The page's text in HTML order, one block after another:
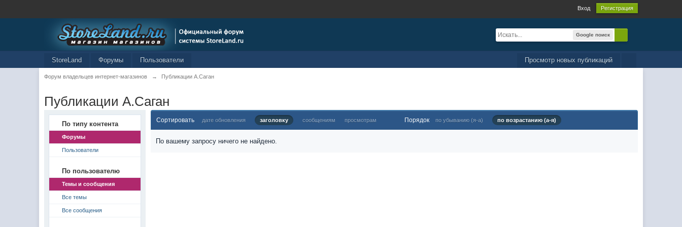
Вход Регистрация
Google поиск
Просмотр новых публикаций
StoreLand Форумы Пользователи
Форум владельцев интернет-магазинов → Публикации А.Саган
Публикации А.Саган
По типу контента
Форумы
Пользователи
По пользователю
Темы и сообщения
Все темы
Все сообщения
Сортировать дате обновления заголовку сообщениям просмотрам Порядок по убыванию (я-а) по возрастанию (а-я)
По вашему запросу ничего не найдено.